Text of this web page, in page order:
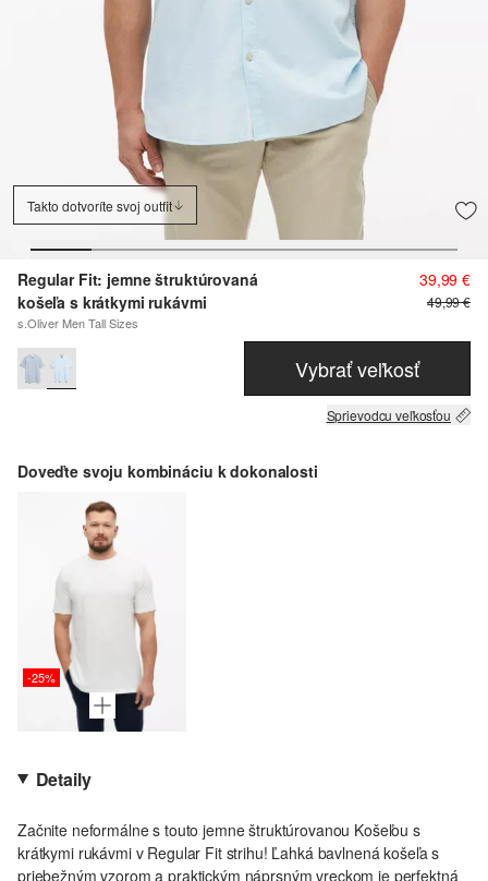
Takto dotvoríte svoj outfit
Regular Fit: jemne štruktúrovaná
košeľa s krátkymi rukávmi
s.Oliver Men Tall Sizes
39,99 €
49,99 €
Vybrať veľkosť
Sprievodcu veľkosťou
Doveďte svoju kombináciu k dokonalosti
-25%
Detaily
Začnite neformálne s touto jemne štruktúrovanou Košeľou s
krátkymi rukávmi v Regular Fit strihu! Ľahká bavlnená košeľa s
priebežným vzorom a praktickým náprsným vreckom je perfektná